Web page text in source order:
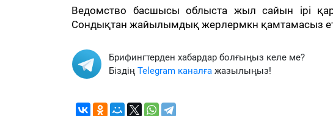
Ведомство басшысы облыста жыл сайын ірі
Сондықтан жайылымдық жерлермкн қамтамасыз ету
Брифингтерден хабардар болғыңыз келе ме?
Біздің Telegram каналға жазылыңыз!